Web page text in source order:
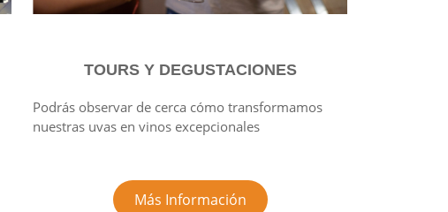
TOURS Y DEGUSTACIONES
Podrás observar de cerca cómo transformamos
nuestras uvas en vinos excepcionales
Más Información